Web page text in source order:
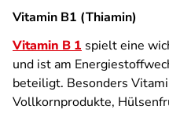
Vitamin B1 (Thiamin)
Vitamin B 1 spielt eine
und ist am
beteiligt. Besonders
Vollkornprodukte,